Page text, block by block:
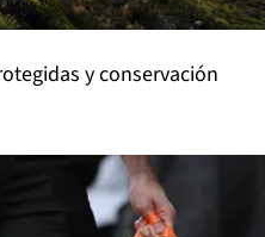
y conservación